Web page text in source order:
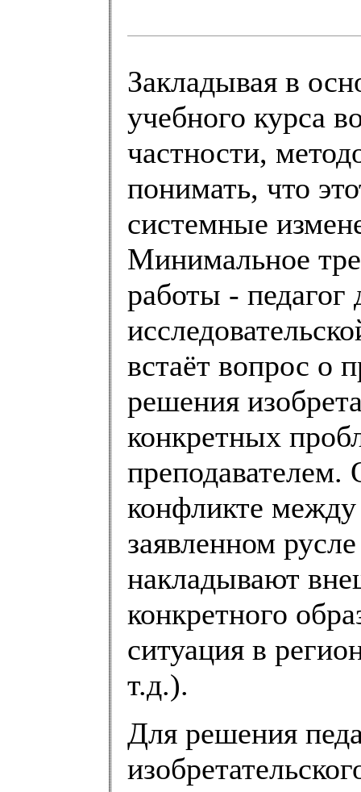
Закладывая в
учебного курса
частности,
понимать, что
системные
Минимальное
работы - педагог
встаёт вопрос о
решения
конкретных
преподавателем.
конфликте между
заявленном
накладывают
конкретного
ситуация в
т.д.).
Для решения